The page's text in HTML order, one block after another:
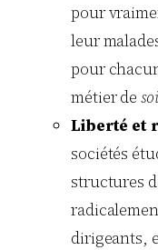
pour
leur
pour
métier de
Liberté et
sociétés
structures
dirigeants,